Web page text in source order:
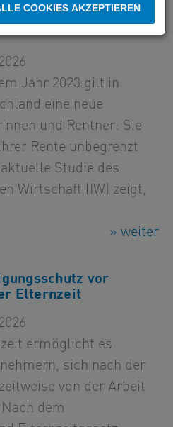
Jahr 2023 gilt in
eine neue
und Rentner: Sie
Rente unbegrenzt
Studie des
Wirtschaft (IW) zeigt,
» weiter
vor
Elternzeit
ermöglicht es
sich nach der
von der Arbeit
dem
COOKIES AKZEPTIEREN